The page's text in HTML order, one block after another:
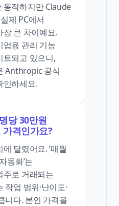
동작하지만 Claude
제 PC에서
장 큰 차이예요.
업용 관리 기능
트되고 있으니,
Anthropic 공식
인하세요.
당 30만원
격인가요?
달렸어요. ‘매월
동화’는
주로 거래되는
업 범위·난이도·
니다. 본인 가격을